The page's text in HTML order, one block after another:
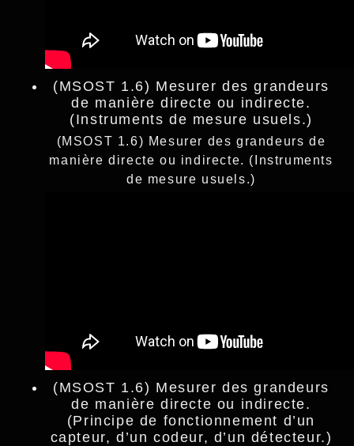
(MSOST 1.6) Mesurer des grandeurs
de manière directe ou indirecte.
(Instruments de mesure usuels.)
(MSOST 1.6) Mesurer des grandeurs de
manière directe ou indirecte. (Instruments
de mesure usuels.)
(MSOST 1.6) Mesurer des grandeurs
de manière directe ou indirecte.
(Principe de fonctionnement d’un
capteur, d’un codeur, d’un détecteur.)